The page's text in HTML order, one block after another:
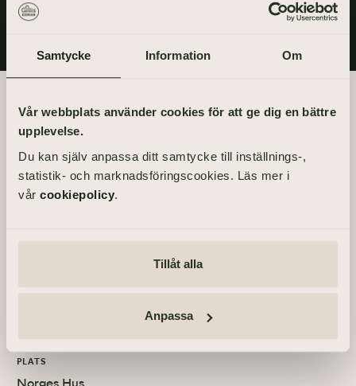
Samtycke Information Om
Vår webbplats använder cookies för att ge dig en bättre
upplevelse.
Du kan själv anpassa ditt samtycke till inställnings-,
statistik- och marknadsföringscookies. Läs mer i
vår cookiepolicy.
Tillåt alla
Anpassa
Begravningsdagen
BEGRAVNING
Fredag 18 juni 2021
kl 13.00
PLATS